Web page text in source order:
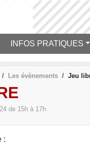
INFOS PRATIQUES
Les évènements Jeu
de 15h à 17h
: